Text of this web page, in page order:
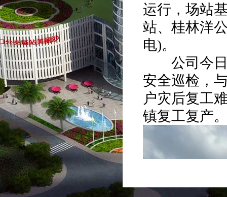
运行，场站
站、桂林洋
电)。
公司今日
安全巡检，
户灾后复工
镇复工复产